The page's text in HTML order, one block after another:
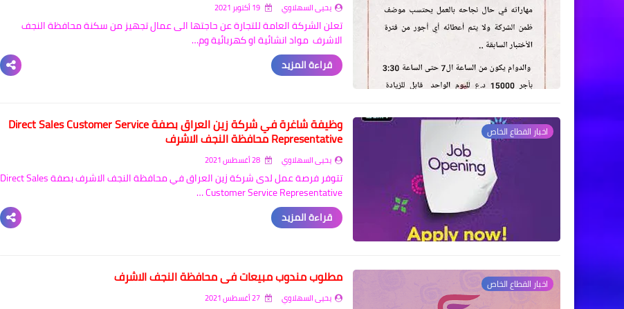
يحيى السهلاوي
تعلن الشركة العامة للتجارة عن حاجتها الى عمال تجهيز من سكنة محافظة النجف
الاشرف مواد انشائية او كهربائية وم…
قراءة المزيد
اخبار القطاع الخاص وظيفة شاغرة في شركة زين العراق بصفة Direct Sales Customer Service
Representative محافظة النجف الاشرف
يحيى السهلاوي
تتوفر فرصة عمل لدى شركة زين العراق في محافظة النجف الاشرف بصفة Direct Sales
Customer Service Representative …
قراءة المزيد
اخبار القطاع الخاص مطلوب مندوب مبيعات في محافظة النجف الاشرف
يحيى السهلاوي